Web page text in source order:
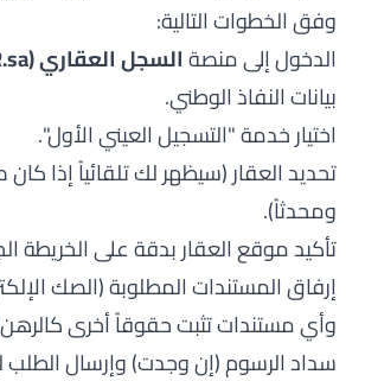
وفق الخطوات التالية:
الدخول إلى منصةالسجل العقاري (
بيانات النفاذ الوطني.
اختيار خدمة "التسجيل العيني الأول".
تحديد العقار (سيظهر لك تلقائياً إذا
ومحدثاً).
تأكيد موقع العقار بدقة على الخريطة
إرفاق المستندات المطلوبة (الصك
وأي مستندات تثبت حقوقاً أخرى
سداد الرسوم (إن وجدت) وإرسال الطلب